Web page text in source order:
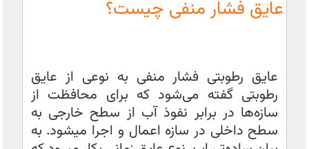
عایق فشار منفی چیست؟
عایق رطوبتی فشار منفی به نوعی از عایق
رطوبتی گفته می‌شود که برای محافظت از
سازه‌ها در برابر نفوذ آب از سطح خارجی به
سطح داخلی در سازه اعمال و اجرا میشود. به